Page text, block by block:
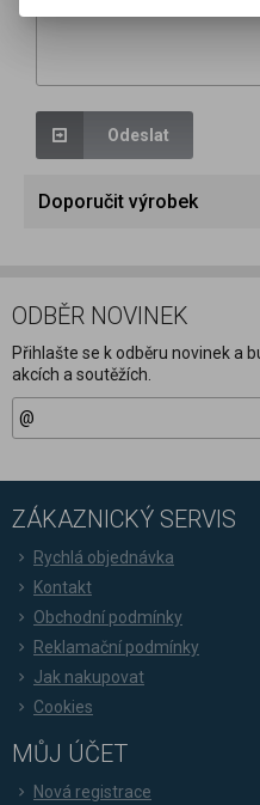
Odeslat
Doporučit výrobek
ODBĚR NOVINEK
Přihlašte se k odběru novinek a
akcích a soutěžích.
ZÁKAZNICKÝ SERVIS
Rychlá objednávka
Kontakt
Obchodní podmínky
Reklamační podmínky
Jak nakupovat
Cookies
MŮJ ÚČET
Nová registrace